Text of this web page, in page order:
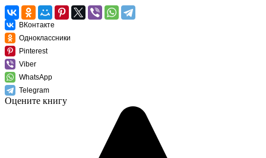
ВКонтакте
Одноклассники
Pinterest
Viber
WhatsApp
Telegram
Оцените книгу